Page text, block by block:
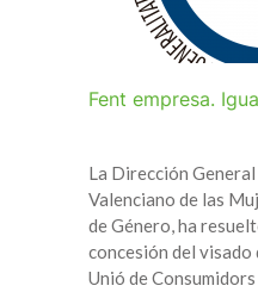
Fent empresa.
La Dirección
Valenciano de las
de Género, ha
concesión del visado
Unió de